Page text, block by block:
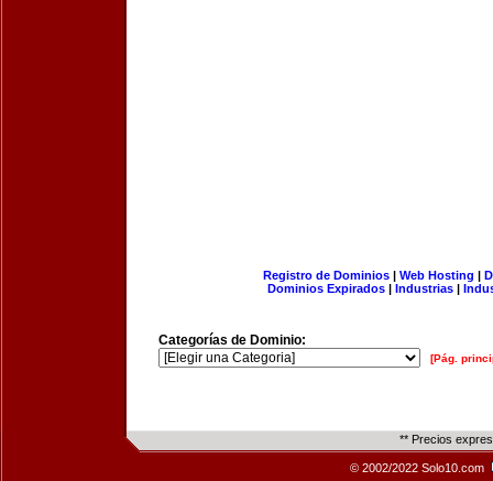
Registro de Dominios| Web Hosting |
Dominios Expirados | Industrias |
Categorías de Dominio:
[Pág.
** Precios
© 2002/2022 Solo10.com